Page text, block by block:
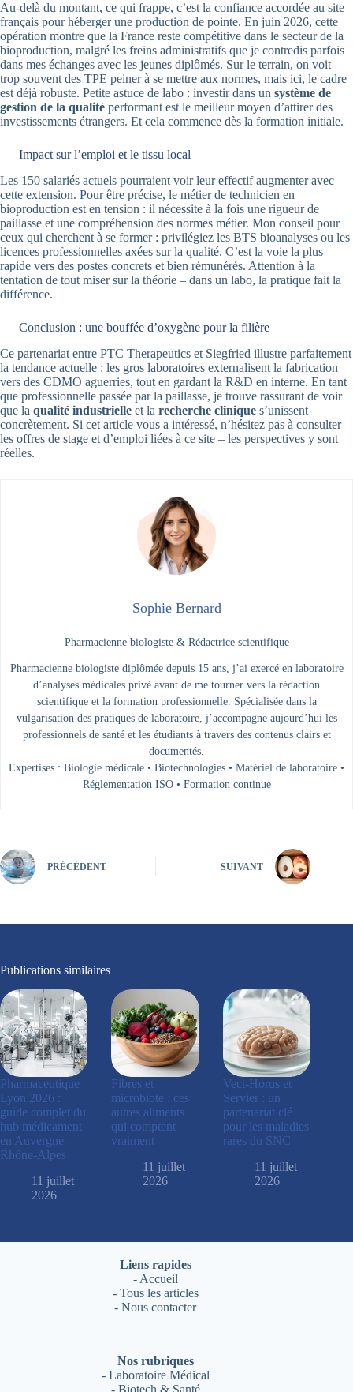
Au-delà du montant, ce qui frappe, c’est la confiance accordée au site
français pour héberger une production de pointe. En juin 2026, cette
opération montre que la France reste compétitive dans le secteur de la
bioproduction, malgré les freins administratifs que je contredis parfois
dans mes échanges avec les jeunes diplômés. Sur le terrain, on voit
trop souvent des TPE peiner à se mettre aux normes, mais ici, le cadre
est déjà robuste. Petite astuce de labo : investir dans un système de
gestion de la qualité performant est le meilleur moyen d’attirer des
investissements étrangers. Et cela commence dès la formation initiale.
Impact sur l’emploi et le tissu local
Les 150 salariés actuels pourraient voir leur effectif augmenter avec
cette extension. Pour être précise, le métier de technicien en
bioproduction est en tension : il nécessite à la fois une rigueur de
paillasse et une compréhension des normes métier. Mon conseil pour
ceux qui cherchent à se former : privilégiez les BTS bioanalyses ou les
licences professionnelles axées sur la qualité. C’est la voie la plus
rapide vers des postes concrets et bien rémunérés. Attention à la
tentation de tout miser sur la théorie – dans un labo, la pratique fait la
différence.
Conclusion : une bouffée d’oxygène pour la filière
Ce partenariat entre PTC Therapeutics et Siegfried illustre parfaitement
la tendance actuelle : les gros laboratoires externalisent la fabrication
vers des CDMO aguerries, tout en gardant la R&D en interne. En tant
que professionnelle passée par la paillasse, je trouve rassurant de voir
que la qualité industrielle et la recherche clinique s’unissent
concrètement. Si cet article vous a intéressé, n’hésitez pas à consulter
les offres de stage et d’emploi liées à ce site – les perspectives y sont
réelles.
Sophie Bernard
Pharmacienne biologiste & Rédactrice scientifique
Pharmacienne biologiste diplômée depuis 15 ans, j’ai exercé en laboratoire
d’analyses médicales privé avant de me tourner vers la rédaction
scientifique et la formation professionnelle. Spécialisée dans la
vulgarisation des pratiques de laboratoire, j’accompagne aujourd’hui les
professionnels de santé et les étudiants à travers des contenus clairs et
documentés.
Expertises : Biologie médicale • Biotechnologies • Matériel de laboratoire •
Réglementation ISO • Formation continue
PRÉCÉDENT SUIVANT
Publications similaires
Pharmaceutique
Lyon 2026 :
guide complet du
hub médicament
en Auvergne-
Rhône-Alpes
11 juillet
2026
Fibres et
microbiote : ces
autres aliments
qui comptent
vraiment
11 juillet
2026
Vect-Horus et
Servier : un
partenariat clé
pour les maladies
rares du SNC
11 juillet
2026
Liens rapides
- Accueil
- Tous les articles
-Nous contacter
Nos rubriques
- Laboratoire Médical
- Biotech & Santé